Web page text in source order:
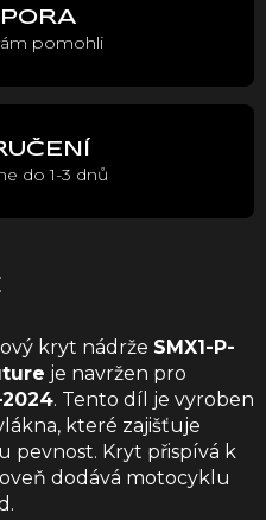
pomohli
do 1-3 dnů
kryt nádrže SMX1-P-
je navržen pro
. Tento díl je vyroben
které zajišťuje
pevnost. Kryt přispívá k
dodává motocyklu